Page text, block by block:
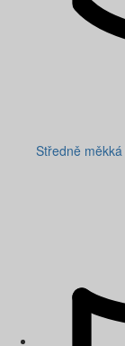
Středně